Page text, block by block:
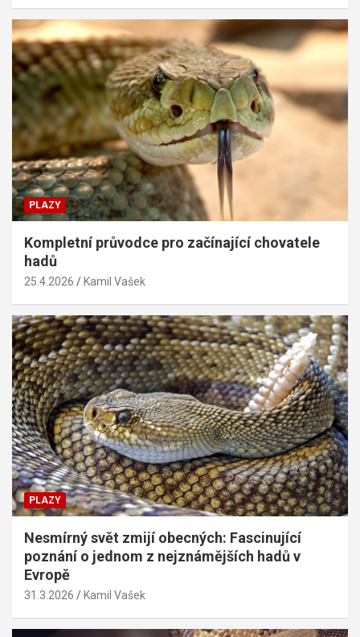
PLAZY
Kompletní průvodce pro začínající chovatele
hadů
25.4.2026 Kamil Vašek
PLAZY
Nesmírný svět zmijí obecných: Fascinující
poznání o jednom z nejznámějších hadů v
Evropě
31.3.2026 Kamil Vašek